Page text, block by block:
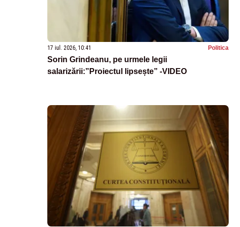
17 iul. 2026, 10:41 Politica
Sorin Grindeanu, pe urmele legii
salarizării:”Proiectul lipsește” -VIDEO